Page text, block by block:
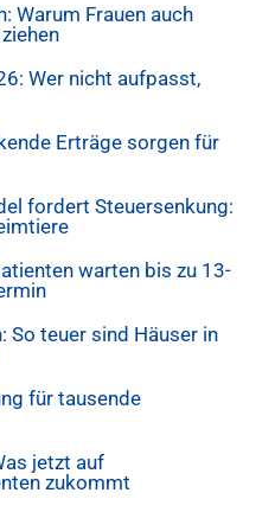
Warum Frauen auch
Wer nicht aufpasst,
Erträge sorgen für
fordert Steuersenkung:
warten bis zu 13-
So teuer sind Häuser in
für tausende
jetzt auf
zukommt